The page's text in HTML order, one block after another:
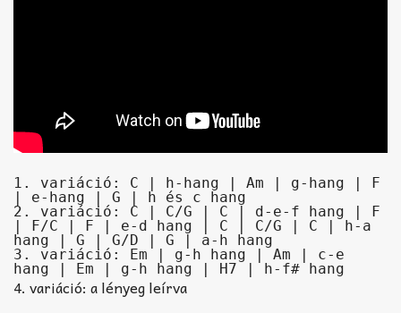
1. variáció: C | h-hang | Am | g-hang | F
| e-hang | G | h és c hang
2. variáció: C | C/G | C | d-e-f hang | F
| F/C | F | e-d hang | C | C/G | C | h-a
hang | G | G/D | G | a-h hang
3. variáció: Em | g-h hang | Am | c-e
hang | Em | g-h hang | H7 | h-f# hang
4. variáció: a lényeg leírva